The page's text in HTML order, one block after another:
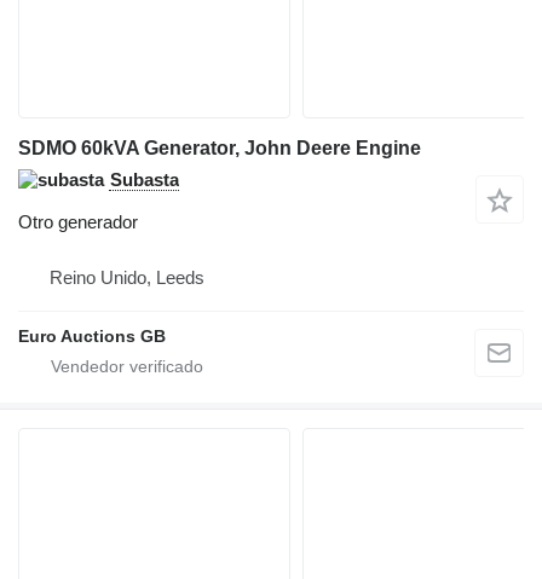
SDMO 60kVA Generator, John Deere Engine
Subasta
Otro generador
Reino Unido, Leeds
Euro Auctions GB